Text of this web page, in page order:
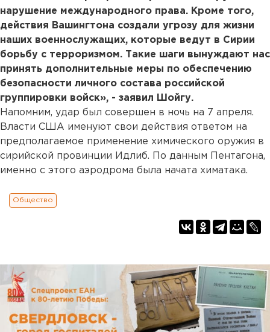
нарушение международного права. Кроме того,
действия Вашингтона создали угрозу для жизни
наших военнослужащих, которые ведут в Сирии
борьбу с терроризмом. Такие шаги вынуждают нас
принять дополнительные меры по обеспечению
безопасности личного состава российской
группировки войск», - заявил Шойгу.
Напомним, удар был совершен в ночь на 7 апреля.
Власти США именуют свои действия ответом на
предполагаемое применение химического оружия в
сирийской провинции Идлиб. По данным Пентагона,
именно с этого аэродрома была начата химатака.
Общество